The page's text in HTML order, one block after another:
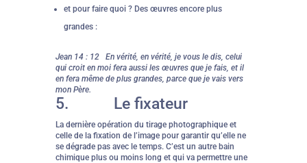
et pour faire quoi ? Des œuvres encore plus
grandes :
Jean 14 : 12 En vérité, en vérité, je vous le dis, celui
qui croit en moi fera aussi les œuvres que je fais, et il
en fera même de plus grandes, parce que je vais vers
mon Père.
5. Le fixateur
La dernière opération du tirage photographique et
celle de la fixation de l’image pour garantir qu’elle ne
se dégrade pas avec le temps. C’est un autre bain
chimique plus ou moins long et qui va permettre une